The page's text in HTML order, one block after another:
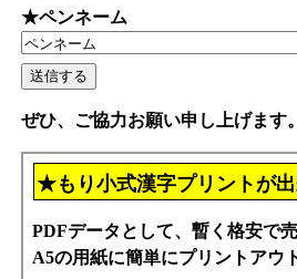
★ペンネーム
ぜひ、ご協力お願い申し上げます。